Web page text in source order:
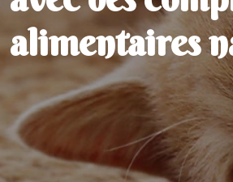
alimentaires